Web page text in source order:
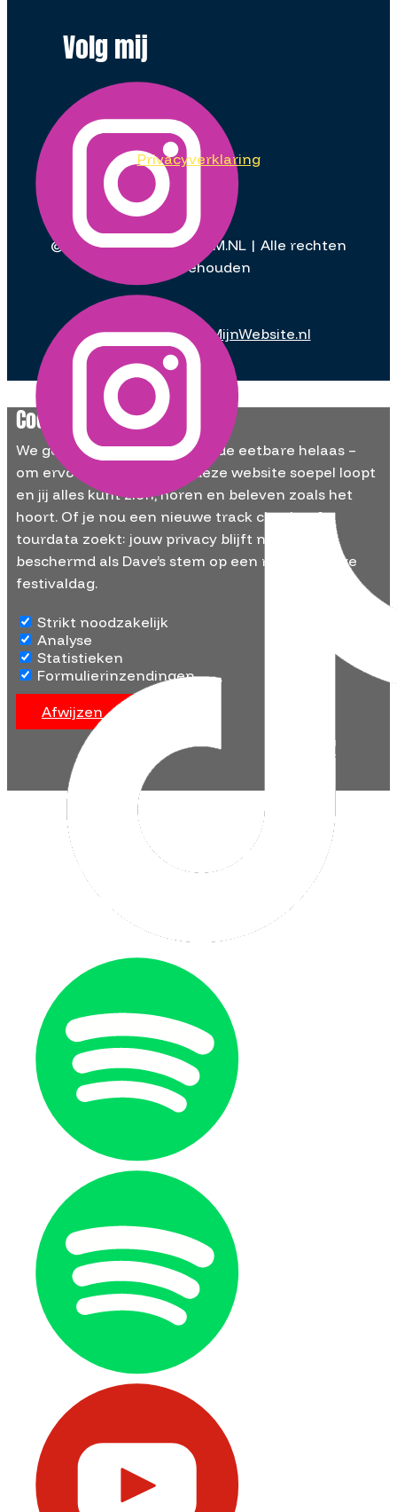
Volg mij
Privacyverklaring
© 2026| DAVEVANDEDAM.NL | Alle rechten
voorbehouden
Webdesign:MaakMijnWebsite.nl
Cookies & Privacy
We gebruiken cookies – niet de eetbare helaas –
om ervoor te zorgen dat deze website soepel loopt
en jij alles kunt zien, horen en beleven zoals het
hoort. Of je nou een nieuwe track checkt of
tourdata zoekt: jouw privacy blijft net zo
beschermd als Dave’s stem op een regenachtige
festivaldag.
Strikt noodzakelijk
Analyse
Statistieken
Formulierinzendingen
Afwijzen